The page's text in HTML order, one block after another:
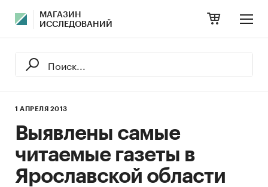
МАГАЗИН
ИССЛЕДОВАНИЙ
1 АПРЕЛЯ 2013
Выявлены самые
читаемые газеты в
Ярославской области